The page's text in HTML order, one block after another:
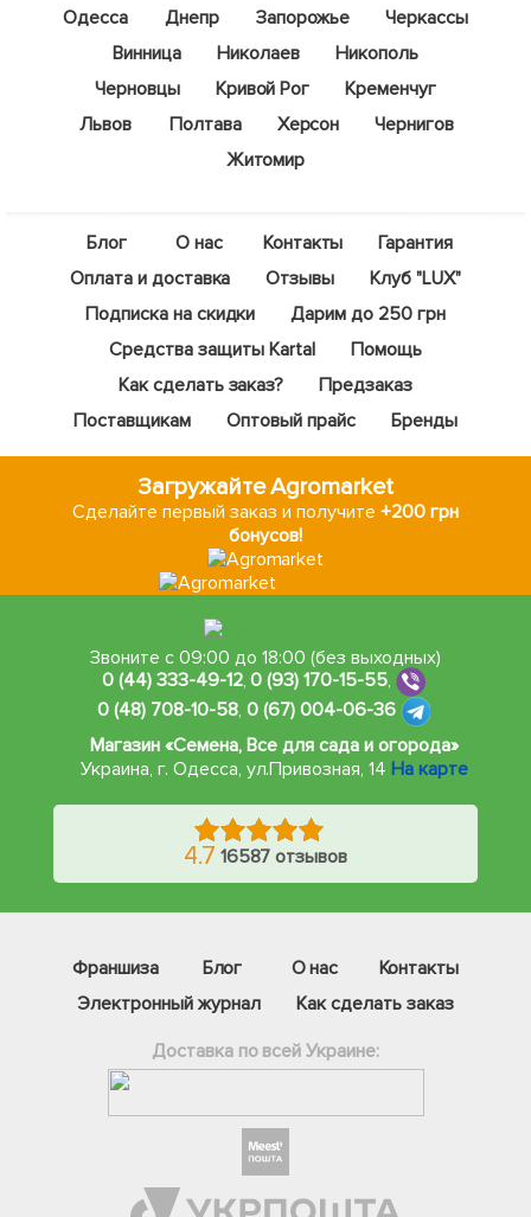
Одесса
Днепр Запорожье
Черкассы
Винница
Николаев
Никополь
Черновцы
Кривой Рог
Кременчуг
Львов
Полтава Херсон
Чернигов
Житомир
Блог О нас Контакты
Гарантия
Оплата и доставка
Отзывы
Клуб "LUX"
Подписка на скидки
Дарим до 250 грн
Средства защиты Kartal
Помощь
Как сделать заказ?
Предзаказ
Поставщикам
Оптовый прайс Бренды
Загружайте Agromarket
Сделайте первый заказ и получите +200 грн
бонусов!
Звоните с 09:00 до 18:00 (без выходных)
0 (44) 333-49-12,0 (93) 170-15-55,
0 (48) 708-10-58, 0 (67) 004-06-36
Магазин «Семена, Все для сада и огорода»
Украина, г. Одесса, ул.Привозная, 14 На карте
4.7 16587 отзывов
Франшиза Блог О нас
Контакты
Электронный журнал
Как сделать заказ
Доставка по всей Украине: